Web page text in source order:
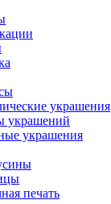
украшения
украшений
украшения
печать